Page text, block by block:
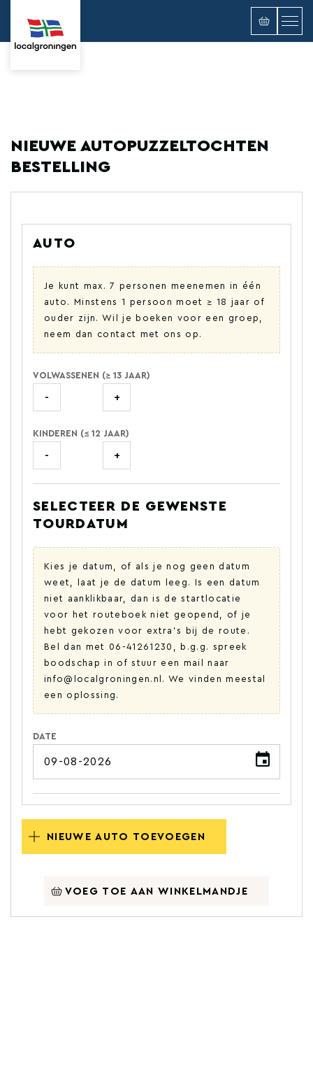
NIEUWE AUTOPUZZELTOCHTEN
BESTELLING
AUTO
Je kunt max. 7 personen meenemen in één
auto. Minstens 1 persoon moet ≥ 18 jaar of
ouder zijn. Wil je boeken voor een groep,
neem dan contact met ons op.
VOLWASSENEN (≥ 13 JAAR)
- +
KINDEREN (≤ 12 JAAR)
- +
SELECTEER DE GEWENSTE
TOURDATUM
Kies je datum, of als je nog geen datum
weet, laat je de datum leeg. Is een datum
niet aanklikbaar, dan is de startlocatie
voor het routeboek niet geopend, of je
hebt gekozen voor extra's bij de route.
Bel dan met 06-41261230, b.g.g. spreek
boodschap in of stuur een mail naar
info@localgroningen.nl. We vinden meestal
een oplossing.
DATE
NIEUWE AUTO TOEVOEGEN
VOEG TOE AAN WINKELMANDJE